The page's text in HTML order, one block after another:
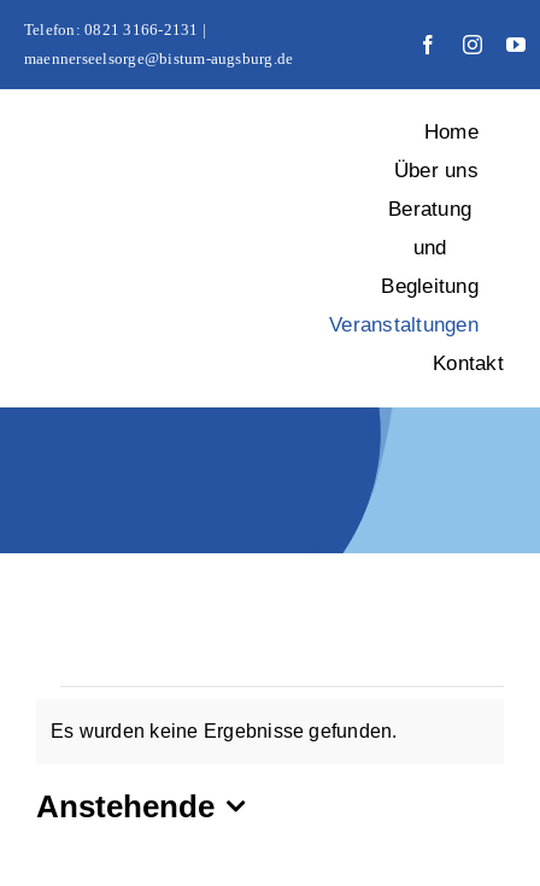
Inhalt
springen
Telefon: 0821 3166-2131 |
maennerseelsorge@bistum-augsburg.de
Home
Über uns
Beratung
und
Begleitung
Veranstaltungen
Kontakt
Es wurden keine Ergebnisse gefunden.
Anstehende